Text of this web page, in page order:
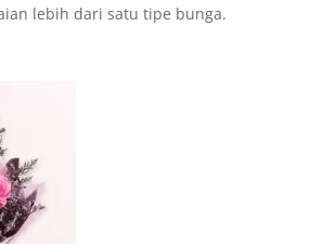
lebih dari satu tipe bunga.